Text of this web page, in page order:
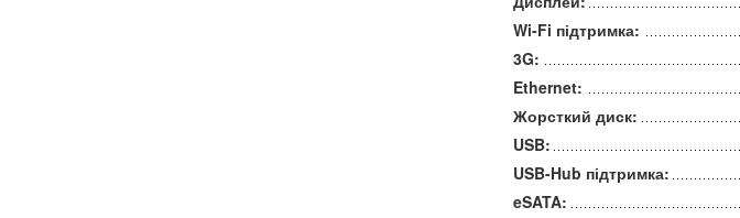
Wi-Fi підтримка:
3G:
Ethernet:
Жорсткий диск:
USB:
USB-Hub підтримка:
eSATA: